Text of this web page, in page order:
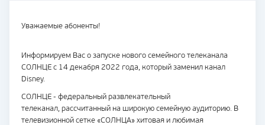
Уважаемые абоненты!
Информируем Вас о запуске нового семейного телеканала
СОЛНЦЕ с 14 декабря 2022 года, который заменил канал
Disney.
СОЛНЦЕ - федеральный развлекательный
телеканал, рассчитанный на широкую семейную аудиторию. В
телевизионной сетке «СОЛНЦА» хитовая и любимая